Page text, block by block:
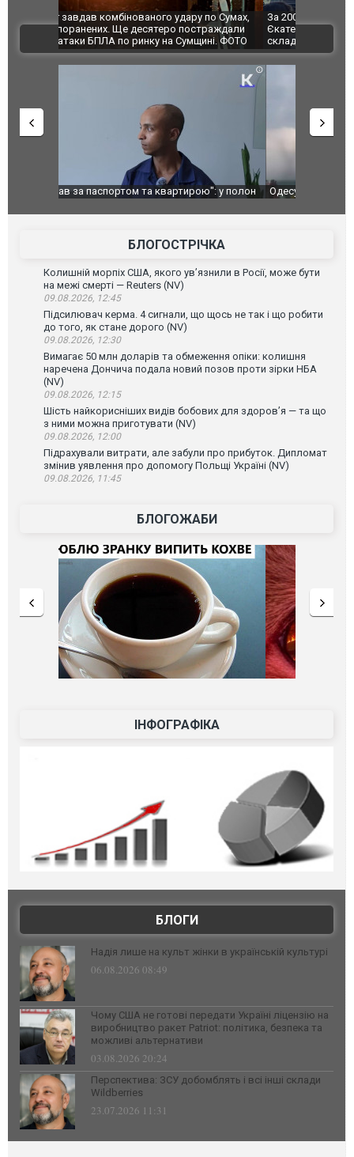
За 2000 кілометрів від кордону з Україною: в
Єкатеринбурзі після атаки дронів загорівся
склад Wildberries. ФОТО. ВІДЕО
"Мої
ВІДЕО
Одесу накрила потужна злива з градом та
Вже
БЛОГОСТРІЧКА
Колишній морпіх США, якого ув’язнили в Росії, може бути
на межі смерті — Reuters (NV)
09.08.2026, 12:45
Підсилювач керма. 4 сигнали, що щось не так і що робити
до того, як стане дорого (NV)
09.08.2026, 12:30
Вимагає 50 млн доларів та обмеження опіки: колишня
наречена Дончича подала новий позов проти зірки НБА
(NV)
09.08.2026, 12:15
Шість найкорисніших видів бобових для здоров’я — та що
з ними можна приготувати (NV)
09.08.2026, 12:00
Підрахували витрати, але забули про прибуток. Дипломат
змінив уявлення про допомогу Польщі Україні (NV)
09.08.2026, 11:45
БЛОГОЖАБИ
ІНФОГРАФІКА
БЛОГИ
Надія лише на культ жінки в українській культурі
06.08.2026 08:49
Чому США не готові передати Україні ліцензію на
виробництво ракет Patriot: політика, безпека та
можливі альтернативи
03.08.2026 20:24
Перспектива: ЗСУ добомблять і всі інші склади
Wildberries
23.07.2026 11:31